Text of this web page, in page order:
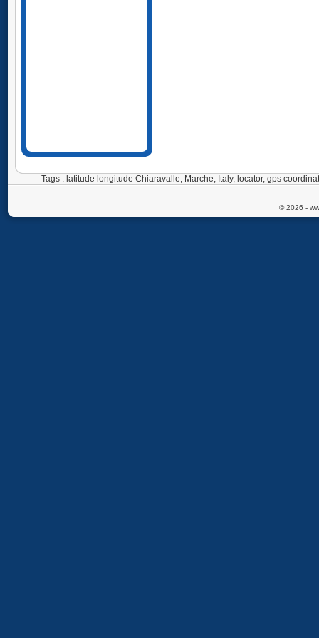
Tags : latitude longitude Chiaravalle, Marche, Italy, locator, gps
© 2026 -